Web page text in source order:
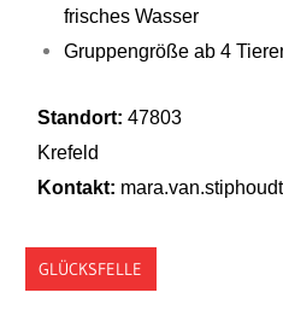
frisches Wasser
Gruppengröße ab 4
Standort: 47803
Kontakt:
GLÜCKSFELLE